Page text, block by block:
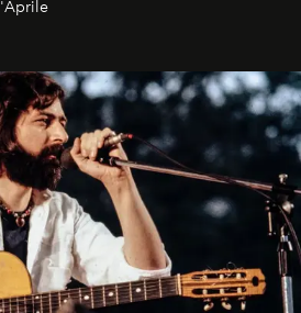
una dietro l'altra. Trent'anni dopo,
contemporanei che abbiamo.